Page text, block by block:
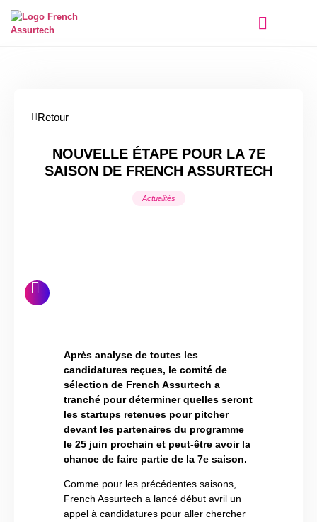
Retour
NOUVELLE ÉTAPE POUR LA 7E
SAISON DE FRENCH ASSURTECH
Actualités
Après analyse de toutes les
candidatures reçues, le comité de
sélection de French Assurtech a
tranché pour déterminer quelles seront
les startups retenues pour pitcher
devant les partenaires du programme
le 25 juin prochain et peut-être avoir la
chance de faire partie de la 7e saison.
Comme pour les précédentes saisons,
French Assurtech a lancé début avril un
appel à candidatures pour aller chercher